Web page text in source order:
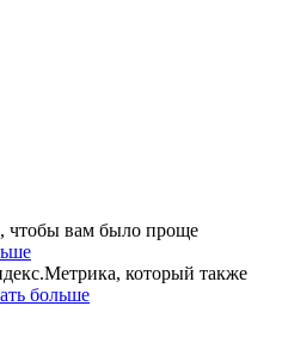
чтобы вам было проще
который также
больше